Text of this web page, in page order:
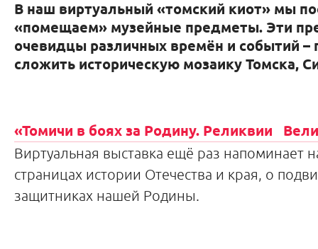
В наш виртуальный «томский киот» мы
«помещаем» музейные предметы. Эти
очевидцы различных времён и событий –
сложить историческую мозаику Томска,
«Томичи в боях за Родину. Реликвии
Виртуальная выставка ещё раз напоминает
страницах истории Отечества и края, о
защитниках нашей Родины.